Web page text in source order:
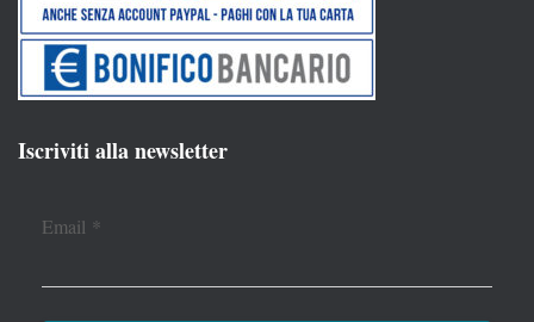
Iscriviti alla newsletter
Email *